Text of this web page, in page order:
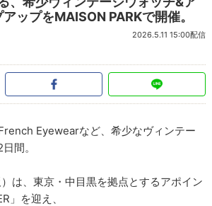
ップをMAISON PARKで開催。
2026.5.11 15:00配信
Eyewearなど、希少なヴィンテー
間。
は、東京・中目黒を拠点とするアポイン
」を迎え、